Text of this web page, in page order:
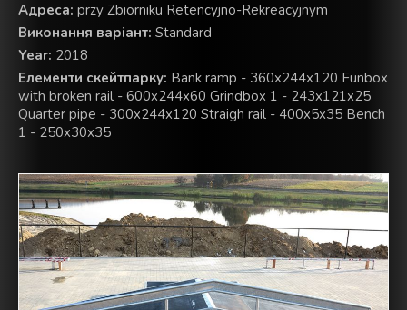
Aдреса: przy Zbiorniku Retencyjno-Rekreacyjnym
Виконання варіант: Standard
Year: 2018
Елементи скейтпарку: Bank ramp - 360x244x120 Funbox
with broken rail - 600x244x60 Grindbox 1 - 243x121x25
Quarter pipe - 300x244x120 Straigh rail - 400x5x35 Bench
1 - 250x30x35